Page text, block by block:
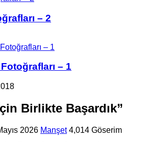
– 2
– 1
Birlikte Başardık”
2026 Manşet 4,014 Göserim